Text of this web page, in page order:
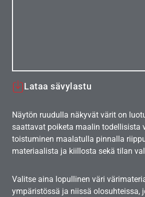
Lataa sävylastu
Näytön ruudulla näkyvät värit on
saattavat poiketa maalin todellisista
toistuminen maalatulla pinnalla
materiaalista ja kiillosta sekä tilan
Valitse aina lopullinen väri
ympäristössä ja niissä olosuhteissa,